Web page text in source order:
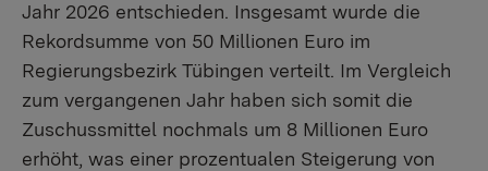
Jahr 2026 entschieden. Insgesamt wurde die
Rekordsumme von 50 Millionen Euro im
Regierungsbezirk Tübingen verteilt. Im Vergleich
zum vergangenen Jahr haben sich somit die
Zuschussmittel nochmals um 8 Millionen Euro
erhöht, was einer prozentualen Steigerung von